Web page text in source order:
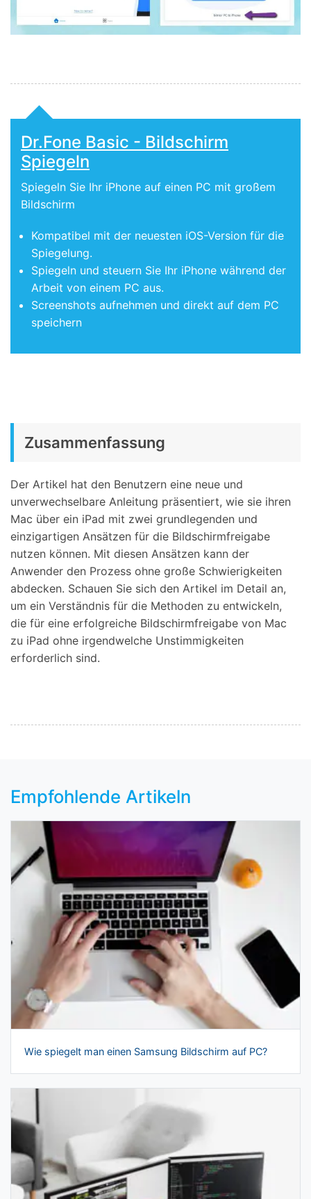
Dr.Fone Basic - Bildschirm
Spiegeln
Spiegeln Sie Ihr iPhone auf einen PC mit großem
Bildschirm
Kompatibel mit der neuesten iOS-Version für die
Spiegelung.
Spiegeln und steuern Sie Ihr iPhone während der
Arbeit von einem PC aus.
Screenshots aufnehmen und direkt auf dem PC
speichern
Zusammenfassung
Der Artikel hat den Benutzern eine neue und
unverwechselbare Anleitung präsentiert, wie sie ihren
Mac über ein iPad mit zwei grundlegenden und
einzigartigen Ansätzen für die Bildschirmfreigabe
nutzen können. Mit diesen Ansätzen kann der
Anwender den Prozess ohne große Schwierigkeiten
abdecken. Schauen Sie sich den Artikel im Detail an,
um ein Verständnis für die Methoden zu entwickeln,
die für eine erfolgreiche Bildschirmfreigabe von Mac
zu iPad ohne irgendwelche Unstimmigkeiten
erforderlich sind.
Empfohlende Artikeln
Wie spiegelt man einen Samsung Bildschirm auf PC?